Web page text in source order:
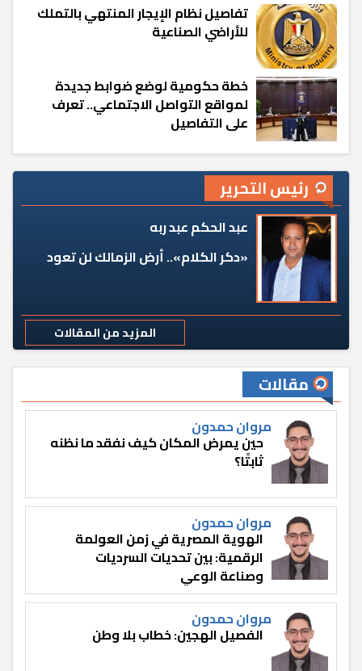
تفاصيل نظام الإيجار المنتهي بالتملك
للأراضي الصناعية
خطة حكومية لوضع ضوابط جديدة
لمواقع التواصل الاجتماعي.. تعرف
على التفاصيل
رئيس التحرير
عبد الحكم عبد ربه
«دكر الكلام».. أرض الزمالك لن تعود
المزيد من المقالات
مقالات
مروان حمدون
حين يمرض المكان كيف نفقد ما نظنه
ثابتًا؟
مروان حمدون
الهوية المصرية في زمن العولمة
الرقمية: بين تحديات السرديات
وصناعة الوعي
مروان حمدون
الفصيل الهجين: خطاب بلا وطن